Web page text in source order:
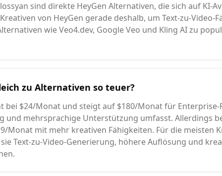
sind direkte HeyGen Alternativen, die sich auf KI-
von HeyGen gerade deshalb, um Text-zu-Video-
wie Veo4.dev, Google Veo und Kling AI zu
zu Alternativen so teuer?
bei $24/Monat und steigt auf $180/Monat für
und mehrsprachige Unterstützung umfasst. Allerdings
Monat mit mehr kreativen Fähigkeiten. Für die meisten
Text-zu-Video-Generierung, höhere Auflösung und